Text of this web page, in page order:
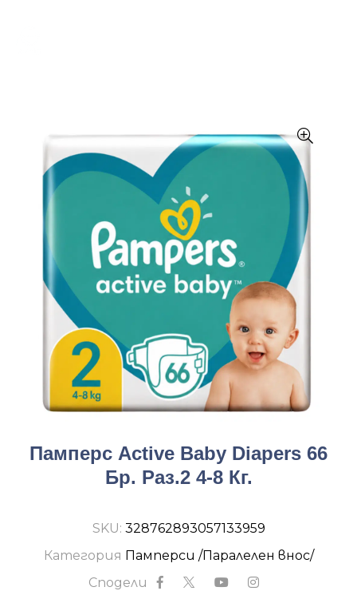
Памперс Active Baby Diapers 66
Бр. Раз.2 4-8 Кг.
SKU: 328762893057133959
Категория Памперси /Паралелен внос/
Сподели